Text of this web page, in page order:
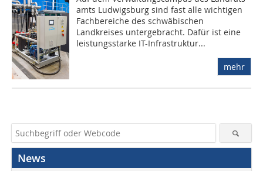
amts Ludwigsburg sind fast alle wichtigen
Fachbereiche des schwäbischen
Landkreises untergebracht. Dafür ist eine
leistungsstarke IT-Infrastruktur...
mehr
News